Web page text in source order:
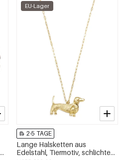
EU-Lager
2-5 TAGE
Lange Halsketten aus
Edelstahl, Tiermotiv, schlichte